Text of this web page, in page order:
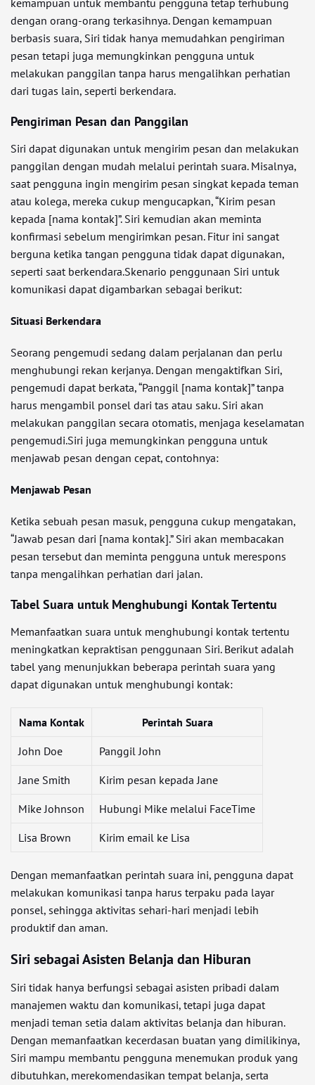
kemampuan untuk membantu pengguna tetap terhubung
dengan orang-orang terkasihnya. Dengan kemampuan
berbasis suara, Siri tidak hanya memudahkan pengiriman
pesan tetapi juga memungkinkan pengguna untuk
melakukan panggilan tanpa harus mengalihkan perhatian
dari tugas lain, seperti berkendara.
Pengiriman Pesan dan Panggilan
Siri dapat digunakan untuk mengirim pesan dan melakukan
panggilan dengan mudah melalui perintah suara. Misalnya,
saat pengguna ingin mengirim pesan singkat kepada teman
atau kolega, mereka cukup mengucapkan, “Kirim pesan
kepada [nama kontak]”. Siri kemudian akan meminta
konfirmasi sebelum mengirimkan pesan. Fitur ini sangat
berguna ketika tangan pengguna tidak dapat digunakan,
seperti saat berkendara.Skenario penggunaan Siri untuk
komunikasi dapat digambarkan sebagai berikut:
Situasi Berkendara
Seorang pengemudi sedang dalam perjalanan dan perlu
menghubungi rekan kerjanya. Dengan mengaktifkan Siri,
pengemudi dapat berkata, “Panggil [nama kontak]” tanpa
harus mengambil ponsel dari tas atau saku. Siri akan
melakukan panggilan secara otomatis, menjaga keselamatan
pengemudi.Siri juga memungkinkan pengguna untuk
menjawab pesan dengan cepat, contohnya:
Menjawab Pesan
Ketika sebuah pesan masuk, pengguna cukup mengatakan,
“Jawab pesan dari [nama kontak].” Siri akan membacakan
pesan tersebut dan meminta pengguna untuk merespons
tanpa mengalihkan perhatian dari jalan.
Tabel Suara untuk Menghubungi Kontak Tertentu
Memanfaatkan suara untuk menghubungi kontak tertentu
meningkatkan kepraktisan penggunaan Siri. Berikut adalah
tabel yang menunjukkan beberapa perintah suara yang
dapat digunakan untuk menghubungi kontak:
Nama Kontak Perintah Suara
John Doe Panggil John
Jane Smith Kirim pesan kepada Jane
Mike Johnson Hubungi Mike melalui FaceTime
Lisa Brown Kirim email ke Lisa
Dengan memanfaatkan perintah suara ini, pengguna dapat
melakukan komunikasi tanpa harus terpaku pada layar
ponsel, sehingga aktivitas sehari-hari menjadi lebih
produktif dan aman.
Siri sebagai Asisten Belanja dan Hiburan
Siri tidak hanya berfungsi sebagai asisten pribadi dalam
manajemen waktu dan komunikasi, tetapi juga dapat
menjadi teman setia dalam aktivitas belanja dan hiburan.
Dengan memanfaatkan kecerdasan buatan yang dimilikinya,
Siri mampu membantu pengguna menemukan produk yang
dibutuhkan, merekomendasikan tempat belanja, serta